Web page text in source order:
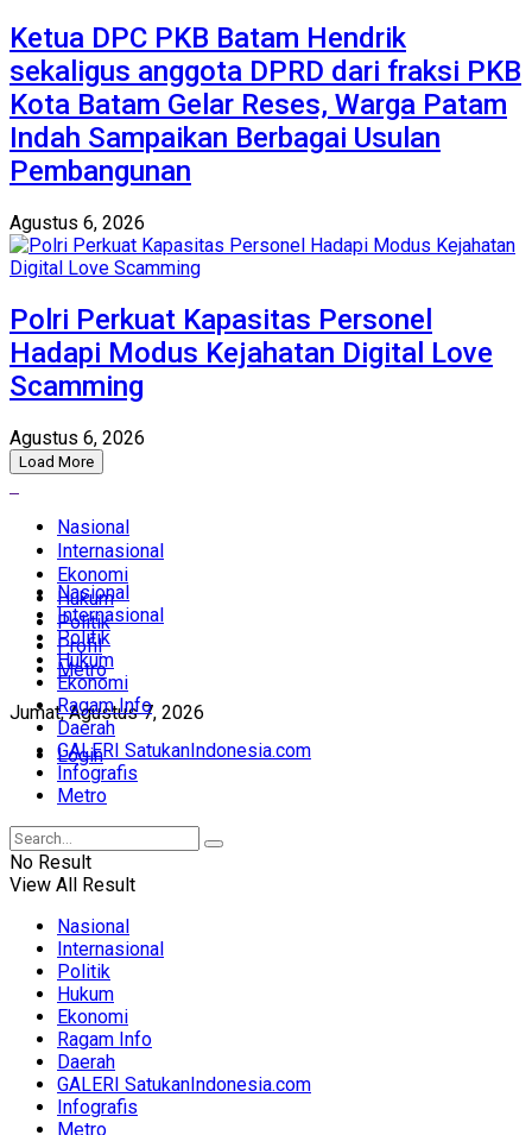
Ketua DPC PKB Batam Hendrik
sekaligus anggota DPRD dari fraksi PKB
Kota Batam Gelar Reses, Warga Patam
Indah Sampaikan Berbagai Usulan
Pembangunan
Agustus 6, 2026
Polri Perkuat Kapasitas Personel
Hadapi Modus Kejahatan Digital Love
Scamming
Agustus 6, 2026
Load More
Nasional
Internasional
Ekonomi
Hukum
Politik
Profil
Metro
Jumat, Agustus 7, 2026
Login
Nasional
Internasional
Politik
Hukum
Ekonomi
Ragam Info
Daerah
GALERI SatukanIndonesia.com
Infografis
Metro
No Result
View All Result
Nasional
Internasional
Politik
Hukum
Ekonomi
Ragam Info
Daerah
GALERI SatukanIndonesia.com
Infografis
Metro